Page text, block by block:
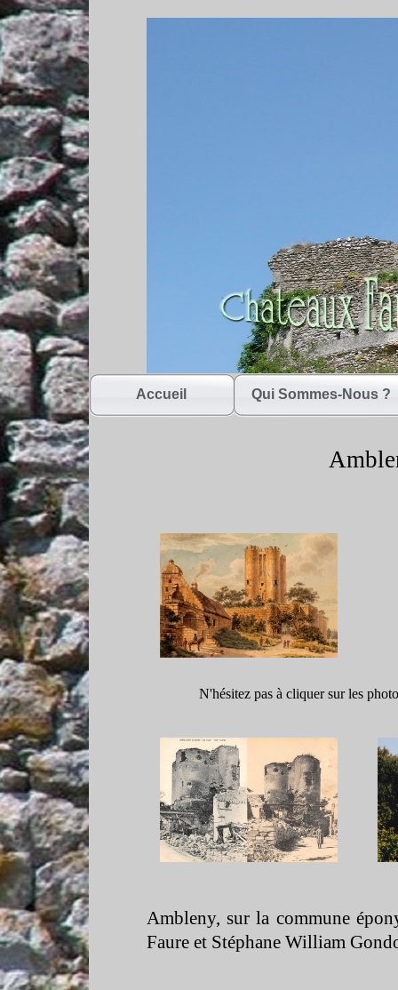
Accueil Qui Sommes-Nous ?
N'hésitez pas à cliquer sur les
Ambleny, sur la commune
Faure et Stéphane William